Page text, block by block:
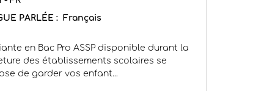
PARLÉE : Français
en Bac Pro ASSP disponible durant la
des établissements scolaires se
de garder vos enfant...